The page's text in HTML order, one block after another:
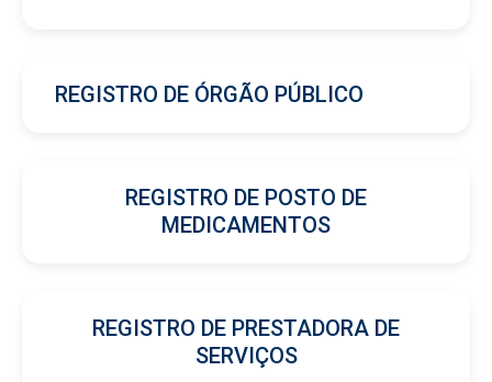
REGISTRO DE ÓRGÃO PÚBLICO
REGISTRO DE POSTO DE
MEDICAMENTOS
REGISTRO DE PRESTADORA DE
SERVIÇOS